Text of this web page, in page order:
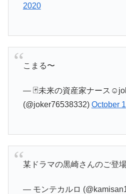
2020
こまる〜
— 🃏未来の資産家ナース
(@joker76538332) October
某ドラマの黒崎さんのご登
— モンテカルロ